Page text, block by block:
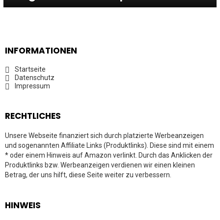
INFORMATIONEN
Startseite
Datenschutz
Impressum
RECHTLICHES
Unsere Webseite finanziert sich durch platzierte Werbeanzeigen
und sogenannten Affiliate Links (Produktlinks). Diese sind mit einem
* oder einem Hinweis auf Amazon verlinkt. Durch das Anklicken der
Produktlinks bzw. Werbeanzeigen verdienen wir einen kleinen
Betrag, der uns hilft, diese Seite weiter zu verbessern.
HINWEIS